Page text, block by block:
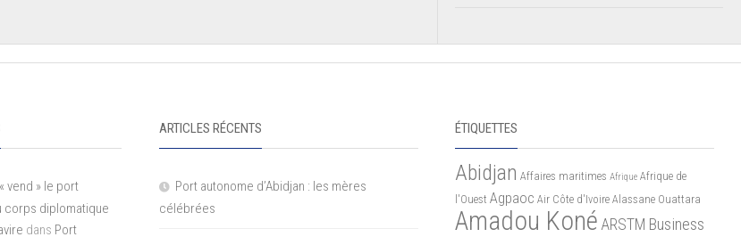
vend » le port
corps diplomatique
dans Port
ARTICLES RÉCENTS
Port autonome d’Abidjan : les mères
célébrées
ÉTIQUETTES
Abidjan Affaires maritimes Afrique Afrique de
l'Ouest Agpaoc Air Côte d'Ivoire Alassane Ouattara
Amadou Koné ARSTM Business